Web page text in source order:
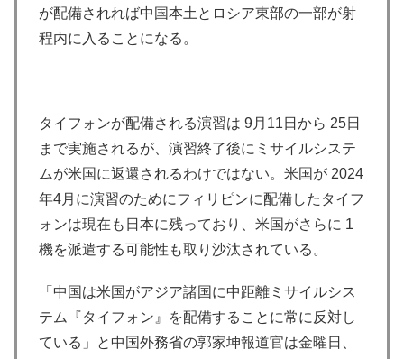
が配備されれば中国本土とロシア東部の一部が射
程内に入ることになる。
タイフォンが配備される演習は 9月11日から 25日
まで実施されるが、演習終了後にミサイルシステ
ムが米国に返還されるわけではない。米国が 2024
年4月に演習のためにフィリピンに配備したタイフ
ォンは現在も日本に残っており、米国がさらに 1
機を派遣する可能性も取り沙汰されている。
「中国は米国がアジア諸国に中距離ミサイルシス
テム『タイフォン』を配備することに常に反対し
ている」と中国外務省の郭家坤報道官は金曜日、